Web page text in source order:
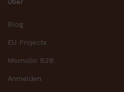
Blog
EU Projects
Momolio B2B
Anmelden